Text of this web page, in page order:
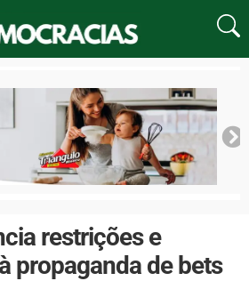
restrições e
propaganda de bets